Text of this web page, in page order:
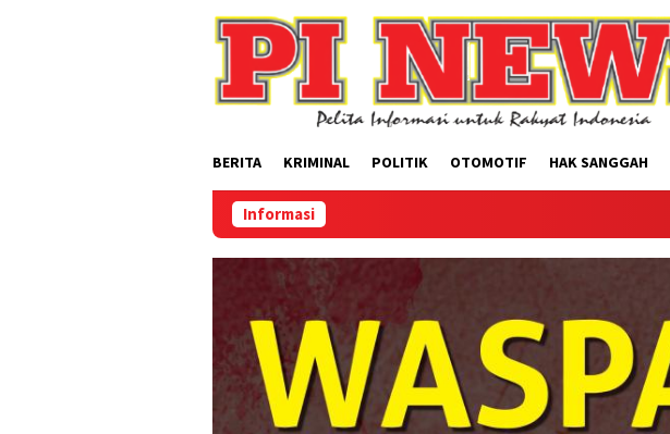
BERITA KRIMINAL POLITIK OTOMOTIF HAK SANGGAH
Informasi